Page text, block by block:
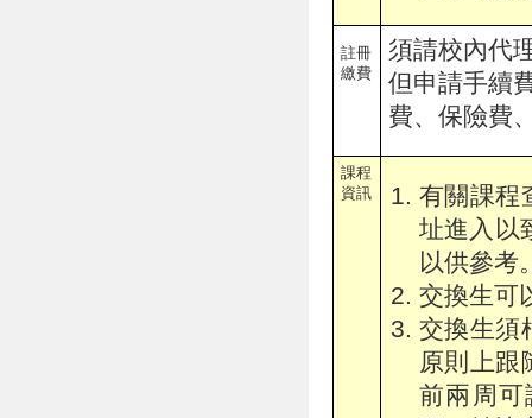
註冊
繳費
須請校內代
但申請手續
費、保險費
課程
資訊
有關課程
址進入以
以供參考
交換生可
交換生須
原則上跟
前兩周可